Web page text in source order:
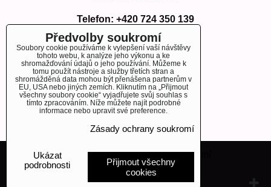
Telefon: +420 724 350 139
E-mail: info@r-kontakt.com
info@r-kontakt.com
OBJEDNÁVKY
Předvolby soukromí Zásady ochrany soukromí
Vytvořeno systémem:ByznysWeb.cz
Předvolby soukromí
Soubory cookie používáme k vylepšení vaší návštěvy
tohoto webu, k analýze jeho výkonu a ke
shromažďování údajů o jeho používání. Můžeme k
tomu použít nástroje a služby třetích stran a
shromážděná data mohou být přenášena partnerům v
EU, USA nebo jiných zemích. Kliknutím na „Přijmout
všechny soubory cookie“ vyjadřujete svůj souhlas s
tímto zpracováním. Níže můžete najít podrobné
informace nebo upravit své preference.
Zásady ochrany soukromí
Ukázat
podrobnosti
Přijmout všechny
cookies